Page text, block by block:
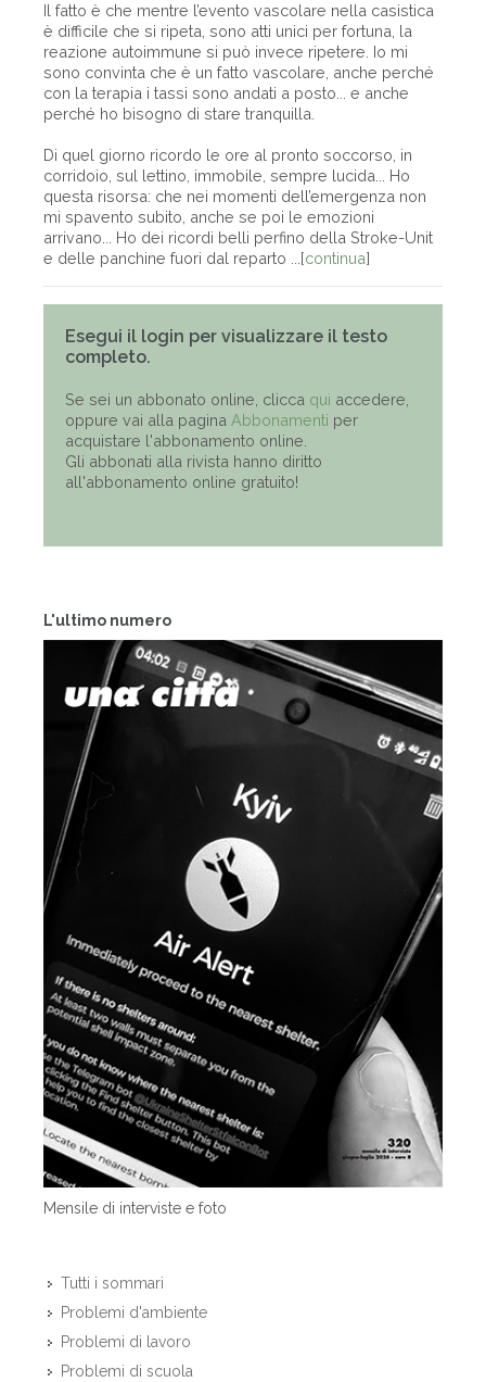
L'ultimo numero
Mensile di interviste e foto
Tutti i sommari
Problemi d'ambiente
Problemi di lavoro
Problemi di scuola
Il fatto è che mentre l’evento vascolare nella casistica
è difficile che si ripeta, sono atti unici per fortuna, la
reazione autoimmune si può invece ripetere. Io mi
sono convinta che è un fatto vascolare, anche perché
con la terapia i tassi sono andati a posto... e anche
perché ho bisogno di stare tranquilla.
Di quel giorno ricordo le ore al pronto soccorso, in
corridoio, sul lettino, immobile, sempre lucida... Ho
questa risorsa: che nei momenti dell’emergenza non
mi spavento subito, anche se poi le emozioni
arrivano... Ho dei ricordi belli perfino della Stroke-Unit
e delle panchine fuori dal reparto ...[continua]
Esegui il login per visualizzare il testo
completo.
Se sei un abbonato online, clicca qui accedere,
oppure vai alla pagina Abbonamenti per
acquistare l'abbonamento online.
Gli abbonati alla rivista hanno diritto
all'abbonamento online gratuito!